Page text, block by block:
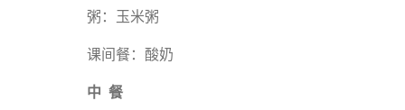
粥：玉米粥
课间餐：酸奶
中 餐